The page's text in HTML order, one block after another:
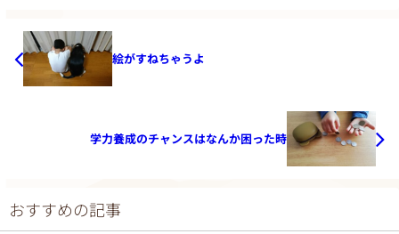
絵がすねちゃうよ
学力養成のチャンスはなんか困った時
おすすめの記事